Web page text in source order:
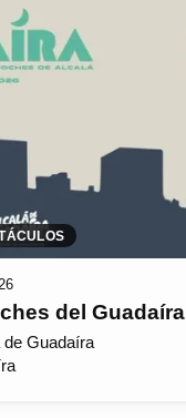
del Guadaíra
de Guadaíra